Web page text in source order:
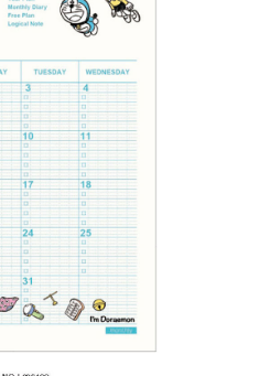
ケジュール帳！ アイム
ン！